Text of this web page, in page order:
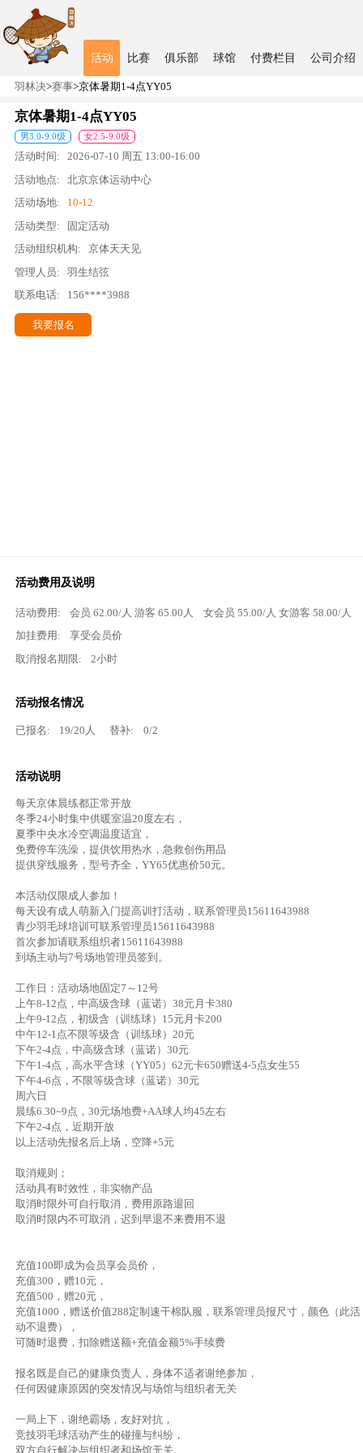
活动 比赛 俱乐部 球馆 付费栏目 公司介绍
羽林决>赛事>京体暑期1-4点YY05
京体暑期1-4点YY05
男3.0-9.0级 女2.5-9.0级
活动时间: 2026-07-10 周五 13:00-16:00
活动地点:
北京京体运动中心
活动场地:
10-12
活动类型:
固定活动
活动组织机构:
京体天天见
管理人员:
羽生结弦
联系电话:
156****3988
我要报名
活动费用及说明
活动费用: 会员62.00/人 游客65.00 人 女会员 55.00/人 女游客 58.00/人
加挂费用:
享受会员价
取消报名期限:
2小时
活动报名情况
已报名: 19/20 人 替补: 0/2
活动说明
每天京体晨练都正常开放
冬季24小时集中供暖室温20度左右，
夏季中央水冷空调温度适宜，
免费停车洗澡，提供饮用热水，急救创伤用品
提供穿线服务，型号齐全，YY65优惠价50元。
本活动仅限成人参加！
每天设有成人萌新入门提高训打活动，联系管理员15611643988
青少羽毛球培训可联系管理员15611643988
首次参加请联系组织者15611643988
到场主动与7号场地管理员签到。
工作日：活动场地固定7～12号
上午8-12点，中高级含球（蓝诺）38元月卡380
上午9-12点，初级含（训练球）15元月卡200
中午12-1点不限等级含（训练球）20元
下午2-4点，中高级含球（蓝诺）30元
下午1-4点，高水平含球（YY05）62元卡650赠送4-5点女生55
下午4-6点，不限等级含球（蓝诺）30元
周六日
晨练6.30~9点，30元场地费+AA球人均45左右
下午2-4点，近期开放
以上活动先报名后上场，空降+5元
取消规则；
活动具有时效性，非实物产品
取消时限外可自行取消，费用原路退回
取消时限内不可取消，迟到早退不来费用不退
充值100即成为会员享会员价，
充值300，赠10元，
充值500，赠20元，
充值1000，赠送价值288定制速干棉队服，联系管理员报尺寸，颜色（此活
动不退费），
可随时退费，扣除赠送额+充值金额5%手续费
报名既是自己的健康负责人，身体不适者谢绝参加，
任何因健康原因的突发情况与场馆与组织者无关
一局上下，谢绝霸场，友好对抗，
竞技羽毛球活动产生的碰撞与纠纷，
双方自行解决与组织者和场馆无关。